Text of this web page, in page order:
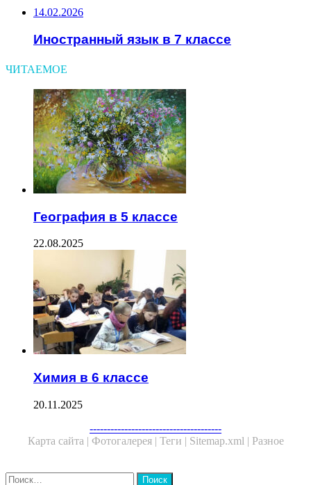
14.02.2026
Иностранный язык в 7 классе
ЧИТАЕМОЕ
География в 5 классе
22.08.2025
Химия в 6 классе
20.11.2025
--------------------------------------
Карта сайта | Фотогалерея | Теги | Sitemap.xml | Разное
Close
Найти: